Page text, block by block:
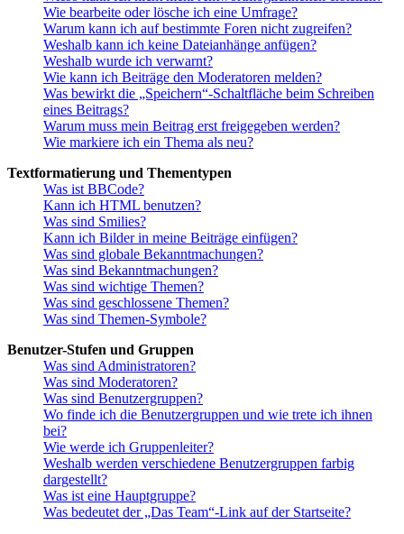
Wie bearbeite oder lösche ich eine Umfrage?
Warum kann ich auf bestimmte Foren nicht zugreifen?
Weshalb kann ich keine Dateianhänge anfügen?
Weshalb wurde ich verwarnt?
Wie kann ich Beiträge den Moderatoren melden?
Was bewirkt die „Speichern“-Schaltfläche beim Schreiben
eines Beitrags?
Warum muss mein Beitrag erst freigegeben werden?
Wie markiere ich ein Thema als neu?
Textformatierung und Thementypen
Was ist BBCode?
Kann ich HTML benutzen?
Was sind Smilies?
Kann ich Bilder in meine Beiträge einfügen?
Was sind globale Bekanntmachungen?
Was sind Bekanntmachungen?
Was sind wichtige Themen?
Was sind geschlossene Themen?
Was sind Themen-Symbole?
Benutzer-Stufen und Gruppen
Was sind Administratoren?
Was sind Moderatoren?
Was sind Benutzergruppen?
Wo finde ich die Benutzergruppen und wie trete ich ihnen
bei?
Wie werde ich Gruppenleiter?
Weshalb werden verschiedene Benutzergruppen farbig
dargestellt?
Was ist eine Hauptgruppe?
Was bedeutet der „Das Team“-Link auf der Startseite?